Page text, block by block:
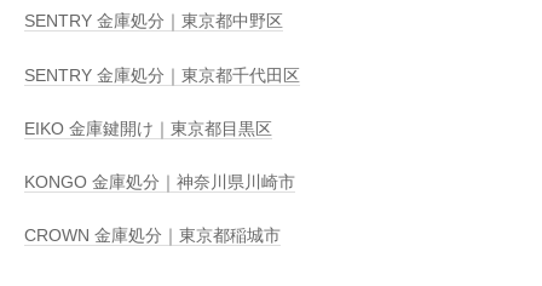
SENTRY 金庫処分｜東京都中野区
SENTRY 金庫処分｜東京都千代田区
EIKO 金庫鍵開け｜東京都目黒区
KONGO 金庫処分｜神奈川県川崎市
CROWN 金庫処分｜東京都稲城市